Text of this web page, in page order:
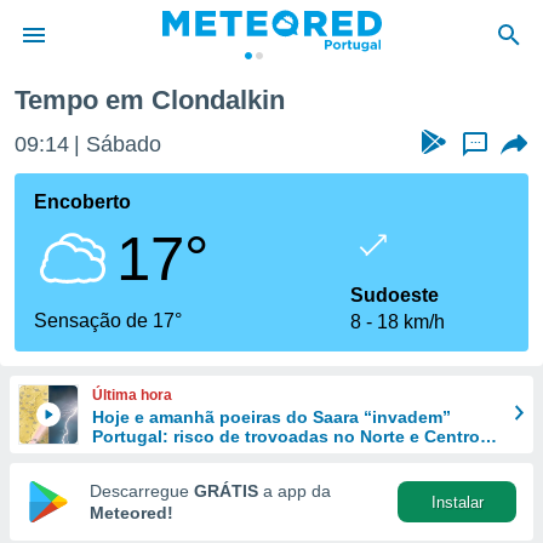
da
foi
fornecidas
a este
das
e
forma
digital
Tempo em Clondalkin
09:14 Sábado ...
Encoberto
17°
Sensação de 17°
Sudoeste
8
18 km/h
Última hora
Hoje e amanhã poeiras do Saara “invadem”
Portugal: risco de trovoadas no Norte e Centro
Descarregue GRÁTIS a app da
Meteored!
Instalar